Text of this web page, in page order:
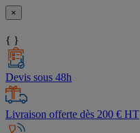
×
{ }
Devis sous 48h
Livraison offerte dès 200 € HT